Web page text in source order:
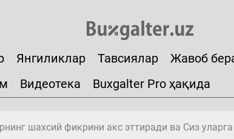
Янгиликлар Тавсиялар Жавоб
Видеотека Buxgalter Pro ҳақида
шахсий фикрини акс эттиради ва Сиз